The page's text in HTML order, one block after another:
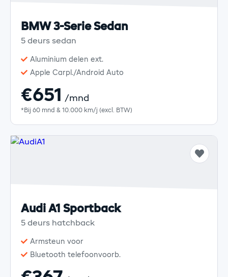
BMW 3-Serie Sedan
5 deurs sedan
Aluminium delen ext.
Apple Carpl./Android Auto
€651 /mnd
*Bij 60 mnd & 10.000 km/j (excl. BTW)
Audi A1 Sportback
5 deurs hatchback
Armsteun voor
Bluetooth telefoonvoorb.